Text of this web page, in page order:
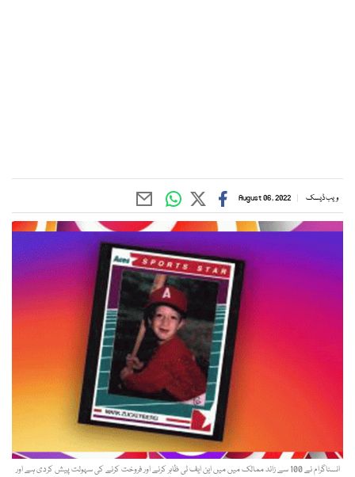
ویب ڈیسک August 06, 2022
انسٹاگرام نے 100 سے زائد ممالک میں میں این ایف ٹی ظاہر کرنے اور فروخت کرنے کی سہولت پیش کردی ہے اور